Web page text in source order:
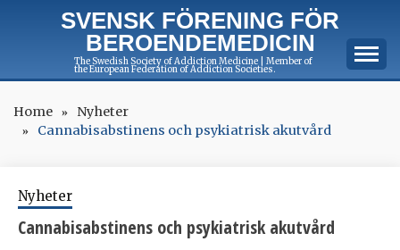
SVENSK FÖRENING FÖR
BEROENDEMEDICIN
The Swedish Society of Addiction Medicine | Member of
the European Federation of Addiction Societies.
Home
Nyheter
Cannabisabstinens och psykiatrisk akutvård
Nyheter
Cannabisabstinens och psykiatrisk akutvård